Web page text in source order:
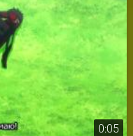
0:05